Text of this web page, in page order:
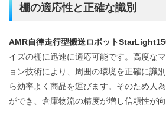
棚の適応性と正確な識別
AMR自律走行型搬送ロボット
イズの棚に迅速に適応可能です。高度な
ョン技術により、周囲の環境を正確に識
ら効率よく商品を運びます。そのため人
ができ、倉庫物流の精度が増し信頼性が向